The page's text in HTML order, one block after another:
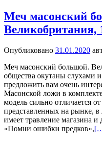
Меч масонский
Великобритания,
Опубликовано 31.01.2020
Меч масонский большой.
общества окутаны слухами
предложить вам очень
Масонской ложи в
модель сильно отличается
представленных на рынке,
имеет травление магазина
«Помни ошибки предков»,